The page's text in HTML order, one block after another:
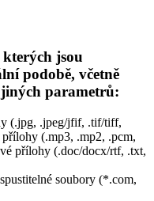
jsou
podobě, včetně
parametrů:
(.jpg, .jpeg/jfif, .tif/tiff,
(.mp3, .mp2, .pcm,
přílohy (.doc/docx/rtf, .txt,
soubory (*.com,